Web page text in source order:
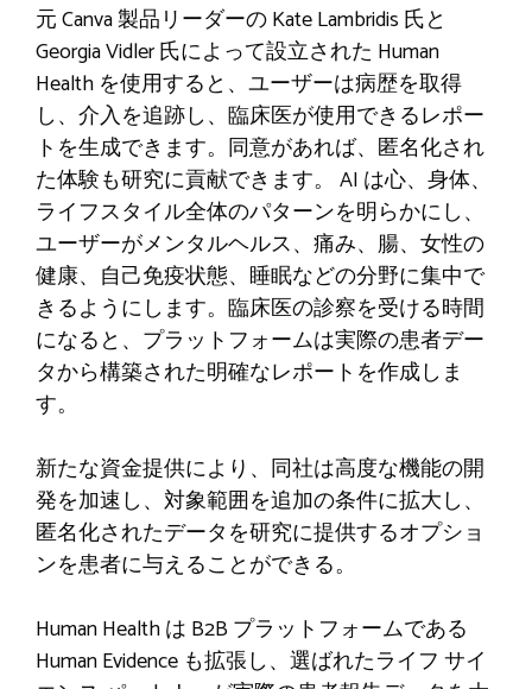
元 Canva 製品リーダーの Kate Lambridis 氏と
Georgia Vidler 氏によって設立された Human
Health を使用すると、ユーザーは病歴を取得
し、介入を追跡し、臨床医が使用できるレポー
トを生成できます。同意があれば、匿名化され
た体験も研究に貢献できます。 AI は心、身体、
ライフスタイル全体のパターンを明らかにし、
ユーザーがメンタルヘルス、痛み、腸、女性の
健康、自己免疫状態、睡眠などの分野に集中で
きるようにします。臨床医の診察を受ける時間
になると、プラットフォームは実際の患者デー
タから構築された明確なレポートを作成しま
す。
新たな資金提供により、同社は高度な機能の開
発を加速し、対象範囲を追加の条件に拡大し、
匿名化されたデータを研究に提供するオプショ
ンを患者に与えることができる。
Human Health は B2B プラットフォームである
Human Evidence も拡張し、選ばれたライフ サイ